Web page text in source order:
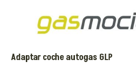
Adaptar coche autogas GLP